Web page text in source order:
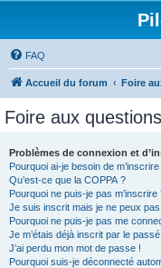
FAQ
Accueil du forum Foire
Foire aux questions
Problèmes de connexion et
Pourquoi ai-je besoin de m’inscrire
Qu’est-ce que la COPPA ?
Pourquoi ne puis-je pas m’inscrire
Je suis inscrit mais je ne peux
Pourquoi ne puis-je pas me
Je m’étais déjà inscrit par le
J’ai perdu mon mot de passe !
Pourquoi suis-je déconnecté